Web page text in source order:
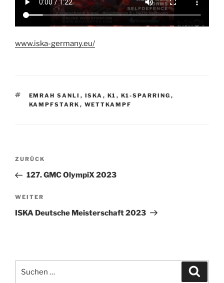
www.iska-germany.eu/
SCHLAGWÖRTER
EMRAH SANLI , ISKA , K1 , K1-SPARRING ,
KAMPFSTARK , WETTKAMPF
Beitragsnavigation
Vorheriger
Beitrag
ZURÜCK
127. GMC OlympiX 2023
Nächster
Beitrag
WEITER
ISKA Deutsche Meisterschaft 2023
nach: